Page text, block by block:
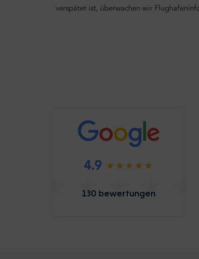
verspätet ist, überwachen wir
4.9
130 bewertungen